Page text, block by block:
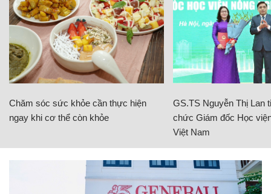
Chăm sóc sức khỏe cần thực hiện
ngay khi cơ thể còn khỏe
GS.TS Nguyễn Thị Lan
chức Giám đốc Học
Việt Nam